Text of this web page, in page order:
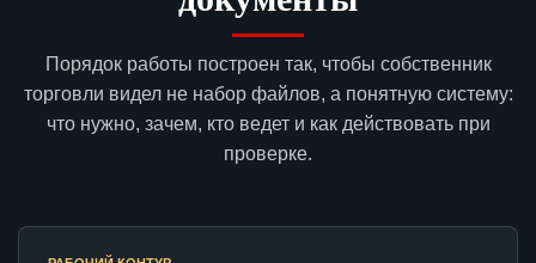
Порядок работы построен так, чтобы собственник
торговли видел не набор файлов, а понятную систему:
что нужно, зачем, кто ведет и как действовать при
проверке.